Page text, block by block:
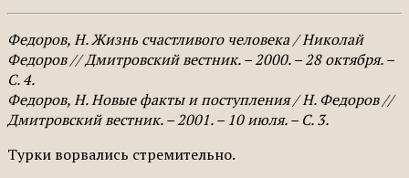
Федоров, Н. Жизнь счастливого человека / Николай
Федоров // Дмитровский вестник. – 2000. – 28 октября. –
С. 4.
Федоров, Н. Новые факты и поступления / Н. Федоров //
Дмитровский вестник. – 2001. – 10 июля. – С. 3.
Турки ворвались стремительно.